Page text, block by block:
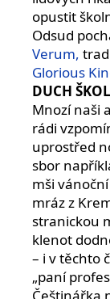
opustit
Odsud
Verum,
Glorious
DUCH
Mnozí naši
rádi
uprostřed
sbor
mši
mráz z
stranickou
klenot
– i v těchto
„paní
Češtinářka